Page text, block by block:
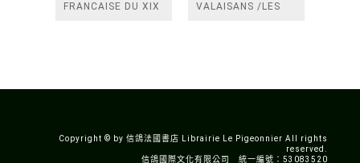
FRANCAISE DU XIX
VALAISANS /LES
Copyright © by 信鴿法國書店 Librairie Le Pigeonnier All rights
reserved.
信鴿國際文化有限公司 統一編號：53083520